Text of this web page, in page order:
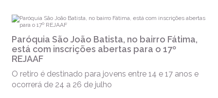
Paróquia São João Batista, no bairro Fátima,
está com inscrições abertas para o 17º
REJAAF
O retiro é destinado para jovens entre 14 e 17 anos e
ocorrerá de 24 a 26 de julho